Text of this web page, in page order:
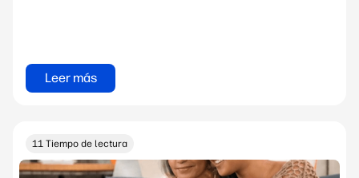
Leer más
11 Tiempo de lectura